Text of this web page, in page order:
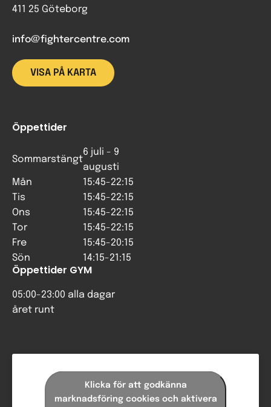
411 25 Göteborg
info@fightercentre.com
VISA PÅ KARTA
Öppettider
Sommarstängt
6 juli - 9
augusti
Mån
15:45-22:15
Tis
15:45-22:15
Ons
15:45-22:15
Tor
15:45-22:15
Fre
15:45-20:15
Sön
14:15-21:15
Öppettider GYM
05:00-23:00 alla dagar
året runt
Klicka för att godkänna
marknadsföring cookies och aktivera